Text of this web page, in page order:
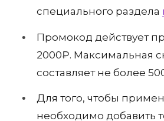
специального раздела
Промокод действует
2000₽. Максимальная
составляет не более
Для того, чтобы
необходимо добавить